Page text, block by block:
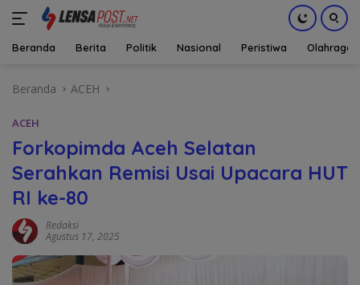
Beranda Berita Politik Nasional Peristiwa Olahraga
Beranda ACEH
ACEH
Forkopimda Aceh Selatan
Serahkan Remisi Usai Upacara HUT
RI ke-80
Redaksi
Agustus 17, 2025